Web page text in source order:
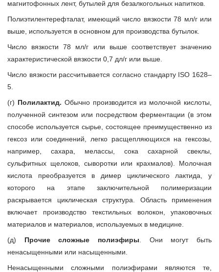
магнитофонных лент, бутылей для безалкогольных напитков.
Полиэтилентерефталат, имеющий число вязкости 78 мл/г или
выше, используется в основном для производства бутылок.
Число вязкости 78 мл/г или выше соответствует значению
характеристической вязкости 0,7 дл/г или выше.
Число вязкости рассчитывается согласно стандарту ISO 1628–
5.
(г) Полилактид. Обычно производится из молочной кислоты,
полученной синтезом или посредством ферментации (в этом
способе используется сырье, состоящее преимущественно из
гексоз или соединений, легко расщепляющихся на гексозы,
например, сахара, мелассы, сока сахарной свеклы,
сульфитных щелоков, сыворотки или крахмалов). Молочная
кислота преобразуется в димер циклического лактида, у
которого на этапе заключительной полимеризации
раскрывается циклическая структура. Область применения
включает производство текстильных волокон, упаковочных
материалов и материалов, используемых в медицине.
(д) Прочие сложные полиэфиры . Они могут быть
ненасыщенными или насыщенными.
Ненасыщенными сложными полиэфирами являются те,